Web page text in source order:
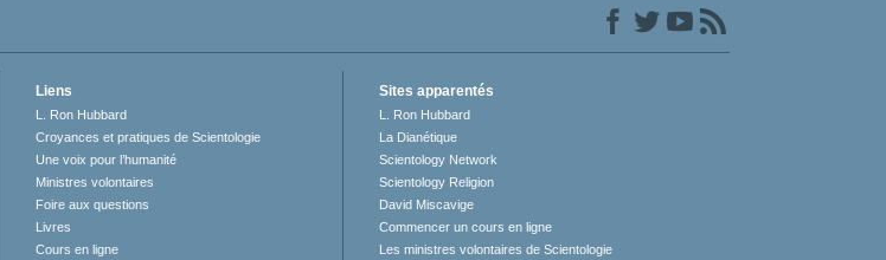
Liens
L. Ron Hubbard
Croyances et pratiques de Scientologie
Une voix pour l’humanité
Ministres volontaires
Foire aux questions
Livres
Cours en ligne
Sites apparentés
L. Ron Hubbard
La Dianétique
Scientology Network
Scientology Religion
David Miscavige
Commencer un cours en ligne
Les ministres volontaires de Scientologie